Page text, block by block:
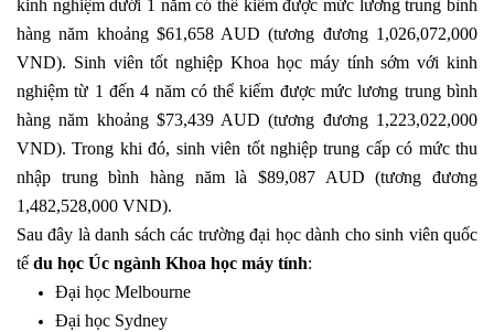
kinh nghiệm dưới 1 năm có thể kiếm được mức lương trung bình
hàng năm khoảng $61,658 AUD (tương đương 1,026,072,000
VND). Sinh viên tốt nghiệp Khoa học máy tính sớm với kinh
nghiệm từ 1 đến 4 năm có thể kiếm được mức lương trung bình
hàng năm khoảng $73,439 AUD (tương đương 1,223,022,000
VND). Trong khi đó, sinh viên tốt nghiệp trung cấp có mức thu
nhập trung bình hàng năm là $89,087 AUD (tương đương
1,482,528,000 VND).
Sau đây là danh sách các trường đại học dành cho sinh viên quốc
tế du học Úc ngành Khoa học máy tính:
Đại học Melbourne
Đại học Sydney